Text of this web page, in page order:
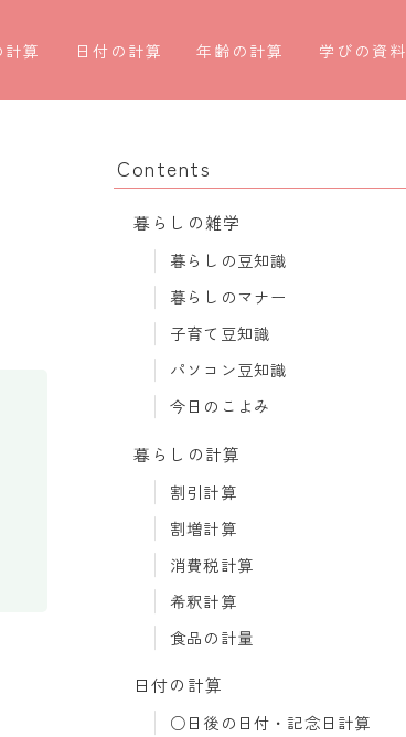
算 日付の計算
○日後の日付・記念日計算
四十九日法要計算
年齢の計算
年齢・干支計算
長寿祝い計算
学びの資料
学年早見表
Contents
暮らしの雑学
暮らしの豆知識
暮らしのマナー
子育て豆知識
パソコン豆知識
今日のこよみ
暮らしの計算
割引計算
割増計算
消費税計算
希釈計算
食品の計量
日付の計算
○日後の日付・記念日計算